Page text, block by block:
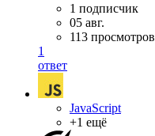
1 подписчик
05 авг.
113 просмотров
1
ответ
JavaScript
+1 ещё